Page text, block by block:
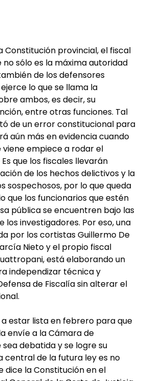
Constitución provincial, el fiscal
sólo es la máxima autoridad
de los defensores
lo que se llama la
ambos, es decir, su
entre otras funciones. Tal
de un error constitucional para
aún más en evidencia cuando
viene empiece a rodar el
que los fiscales llevarán
de los hechos delictivos y la
sospechosos, por lo que queda
que los funcionarios que estén
pública se encuentren bajo las
los investigadores. Por eso, una
por los cortistas Guillermo De
Nieto y el propio fiscal
está elaborando un
independizar técnica y
de Fiscalía sin alterar el
a estar lista en febrero para que
envíe a la Cámara de
debatida y se logre su
central de la futura ley es no
dice la Constitución en el